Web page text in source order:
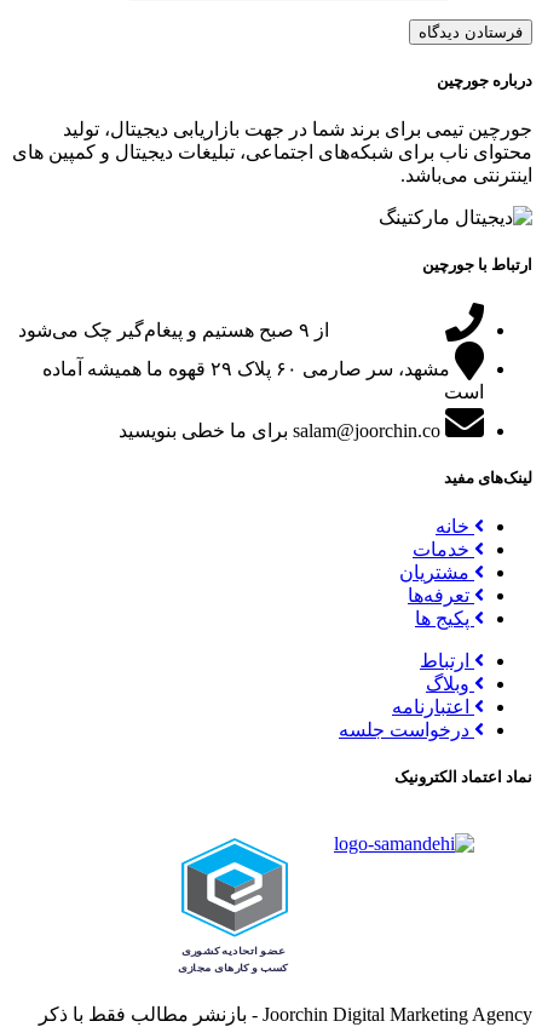
درباره جورچین
جورچین تیمی برای برند شما در جهت بازاریابی دیجیتال، تولید
محتوای ناب برای شبکه‌های اجتماعی، تبلیغات دیجیتال و کمپین های
اینترنتی می‌باشد.
ارتباط با جورچین
از ۹ صبح هستیم و پیغام‌گیر چک می‌شود
مشهد، سر صارمی ۶۰ پلاک ۲۹
قهوه ما همیشه آماده
است
salam@joorchin.co برای ما خطی بنویسید
لینک‌های مفید
خانه
خدمات
مشتریان
تعرفه‌ها
پکیج ها
ارتباط
وبلاگ
اعتبارنامه
درخواست جلسه
نماد اعتماد الکترونیک
Joorchin Digital Marketing Agency - بازنشر مطالب فقط با ذکر